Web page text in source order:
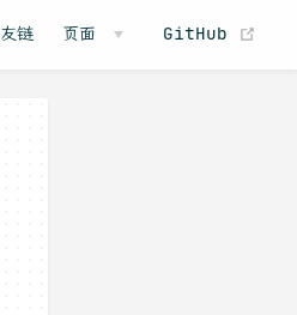
友链 页面 GitHub